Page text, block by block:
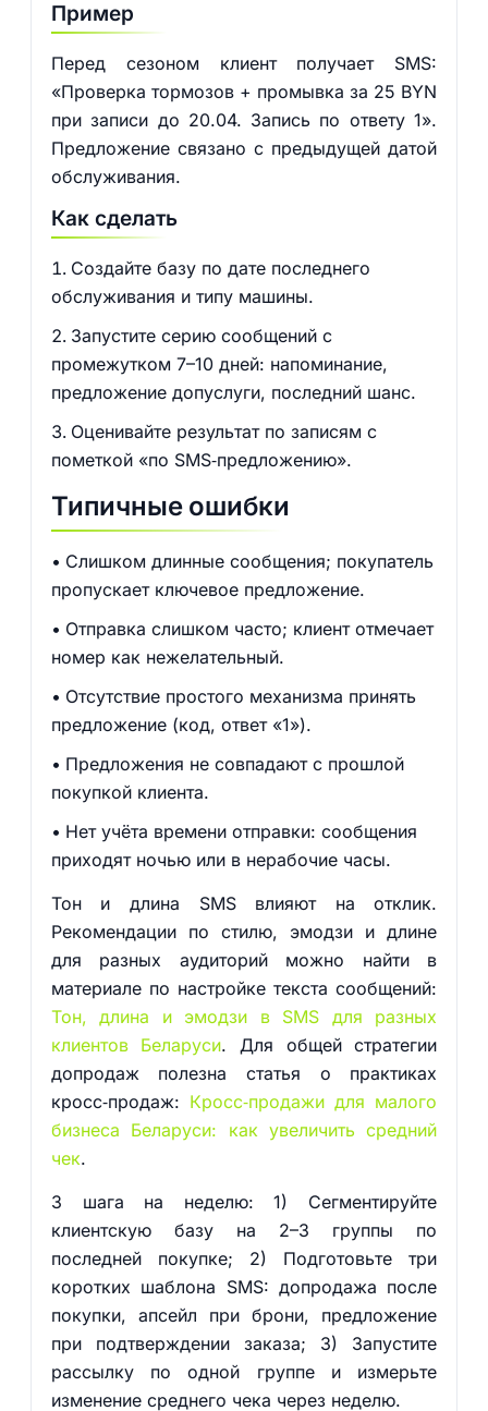
Пример
Перед сезоном клиент получает SMS:
«Проверка тормозов + промывка за 25 BYN
при записи до 20.04. Запись по ответу 1».
Предложение связано с предыдущей датой
обслуживания.
Как сделать
Создайте базу по дате последнего
обслуживания и типу машины.
Запустите серию сообщений с
промежутком 7–10 дней: напоминание,
предложение допуслуги, последний шанс.
Оценивайте результат по записям с
пометкой «по SMS‑предложению».
Типичные ошибки
Слишком длинные сообщения; покупатель
пропускает ключевое предложение.
Отправка слишком часто; клиент отмечает
номер как нежелательный.
Отсутствие простого механизма принять
предложение (код, ответ «1»).
Предложения не совпадают с прошлой
покупкой клиента.
Нет учёта времени отправки: сообщения
приходят ночью или в нерабочие часы.
Тон и длина SMS влияют на отклик.
Рекомендации по стилю, эмодзи и длине
для разных аудиторий можно найти в
материале по настройке текста сообщений:
Тон, длина и эмодзи в SMS для разных
клиентов Беларуси. Для общей стратегии
допродаж полезна статья о практиках
кросс‑продаж: Кросс‑продажи для малого
бизнеса Беларуси: как увеличить средний
чек.
3 шага на неделю: 1) Сегментируйте
клиентскую базу на 2–3 группы по
последней покупке; 2) Подготовьте три
коротких шаблона SMS: допродажа после
покупки, апсейл при брони, предложение
при подтверждении заказа; 3) Запустите
рассылку по одной группе и измерьте
изменение среднего чека через неделю.